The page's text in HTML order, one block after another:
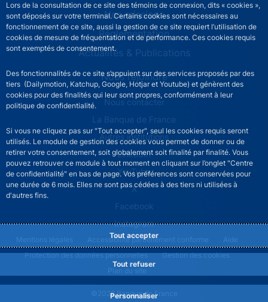
Lors de la consultation de ce site des témoins de connexion, dits « cookies »,
sont déposés sur votre terminal. Certains cookies sont nécessaires au
fonctionnement de ce site, aussi la gestion de ce site requiert l’utilisation de
cookies de mesure de fréquentation et de performance. Ces cookies requis
sont exemptés de consentement.
Des fonctionnalités de ce site s’appuient sur des services proposés par des
tiers (Dailymotion, Katchup, Google, Hotjar et Youtube) et génèrent des
cookies pour des finalités qui leur sont propres, conformément à leur
politique de confidentialité.
Si vous ne cliquez pas sur "Tout accepter", seul les cookies requis seront
utilisés. Le module de gestion des cookies vous permet de donner ou de
retirer votre consentement, soit globalement soit finalité par finalité. Vous
pouvez retrouver ce module à tout moment en cliquant sur l’onglet "Centre
de confidentialité" en bas de page. Vos préférences sont conservées pour
une durée de 6 mois. Elles ne sont pas cédées à des tiers ni utilisées à
d'autres fins.
Tout accepter
Tout refuser
Personnaliser
Nos missions
Réglementation
Actualités & Publications
Nous rejoindre
ACPR footer secondary menu (French)
Nous contacter
La Banque de France
Autres institutions
LinkedIn
YouTube
X
Facebook
Instagram
©2026 Banque de France
ACPR footer legal notice menu
Mentions légales Accessibilité partiellement conforme
Aide
Protection des données personnelles
Gestion des cookies
Plan du site